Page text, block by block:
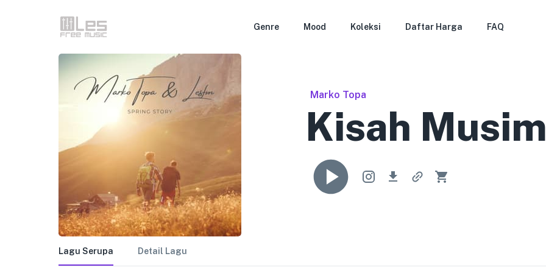
Genre Mood Koleksi Daftar Harga FAQ
Marko Topa
Kisah
Lagu Serupa Detail Lagu